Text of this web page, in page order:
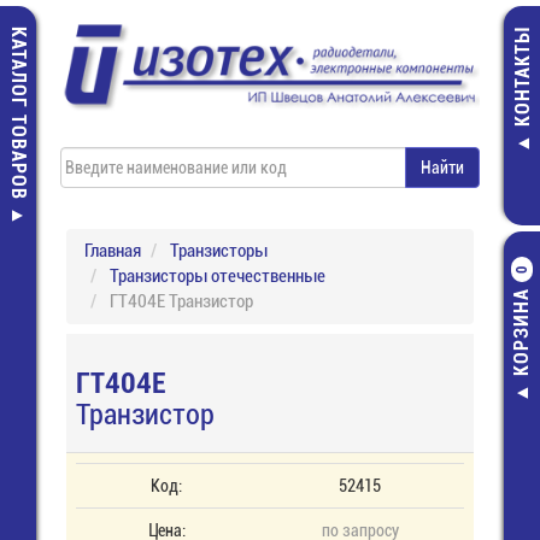
КАТАЛОГ ТОВАРОВ КОНТАКТЫ
КОРЗИНА
0
Главная
Транзисторы
Транзисторы отечественные
ГТ404Е Транзистор
ГТ404Е
Транзистор
Код: 52415
Цена: по запросу